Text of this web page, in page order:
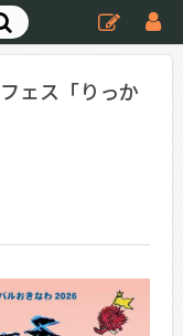
ェス「りっか